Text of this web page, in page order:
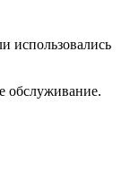
использовались
обслуживание.